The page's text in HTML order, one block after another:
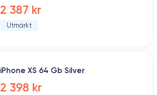
2 387 kr
Utmärkt
iPhone XS 64 Gb Silver
2 398 kr